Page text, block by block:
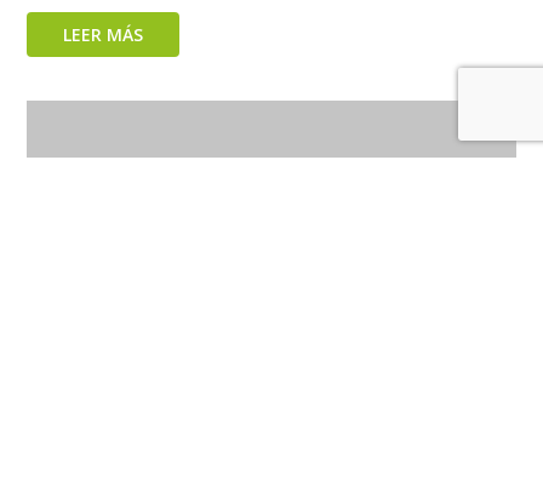
LEER MÁS